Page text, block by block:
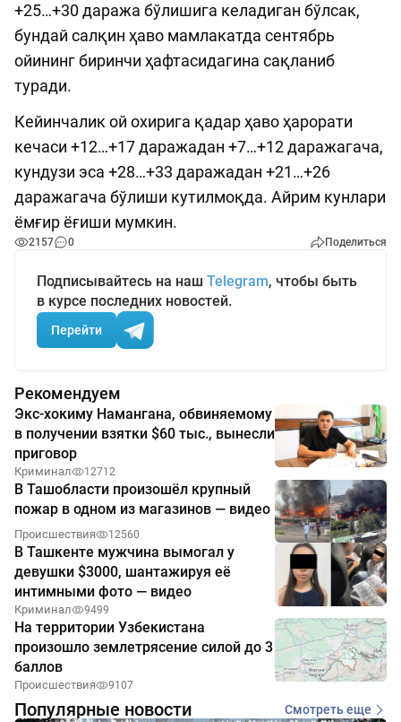
+25…+30 даража бўлишига келадиган бўлсак,
бундай салқин ҳаво мамлакатда сентябрь
ойининг биринчи ҳафтасидагина сақланиб
туради.
Кейинчалик ой охирига қадар ҳаво ҳарорати
кечаси +12…+17 даражадан +7…+12 даражагача,
кундузи эса +28…+33 даражадан +21…+26
даражагача бўлиши кутилмоқда. Айрим кунлари
ёмғир ёғиши мумкин.
2157 0 Поделиться
Подписывайтесь на наш Telegram, чтобы быть
в курсе последних новостей.
Перейти
Рекомендуем
Экс-хокиму Намангана, обвиняемому
в получении взятки $60 тыс., вынесли
приговор
Криминал 12712
В Ташобласти произошёл крупный
пожар в одном из магазинов — видео
Происшествия 12560
В Ташкенте мужчина вымогал у
девушки $3000, шантажируя её
интимными фото — видео
Криминал 9499
На территории Узбекистана
произошло землетрясение силой до 3
баллов
Происшествия 9107
Популярные новости Смотреть еще